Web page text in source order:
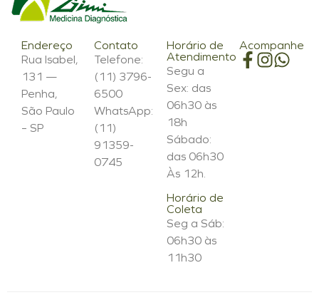
Endereço
Rua Isabel,
131 —
Penha,
São Paulo
– SP
Contato
Telefone:
(11) 3796-
6500
WhatsApp:
(11)
91359-
0745
Horário de
Atendimento
Segu a
Sex: das
06h30 às
18h
Sábado:
das 06h30
Às 12h.
Horário de
Coleta
Seg a Sáb:
06h30 às
11h30
Acompanhe